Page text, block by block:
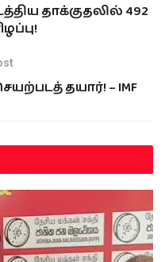
தாக்குதலில் 492
தயார்! – IMF